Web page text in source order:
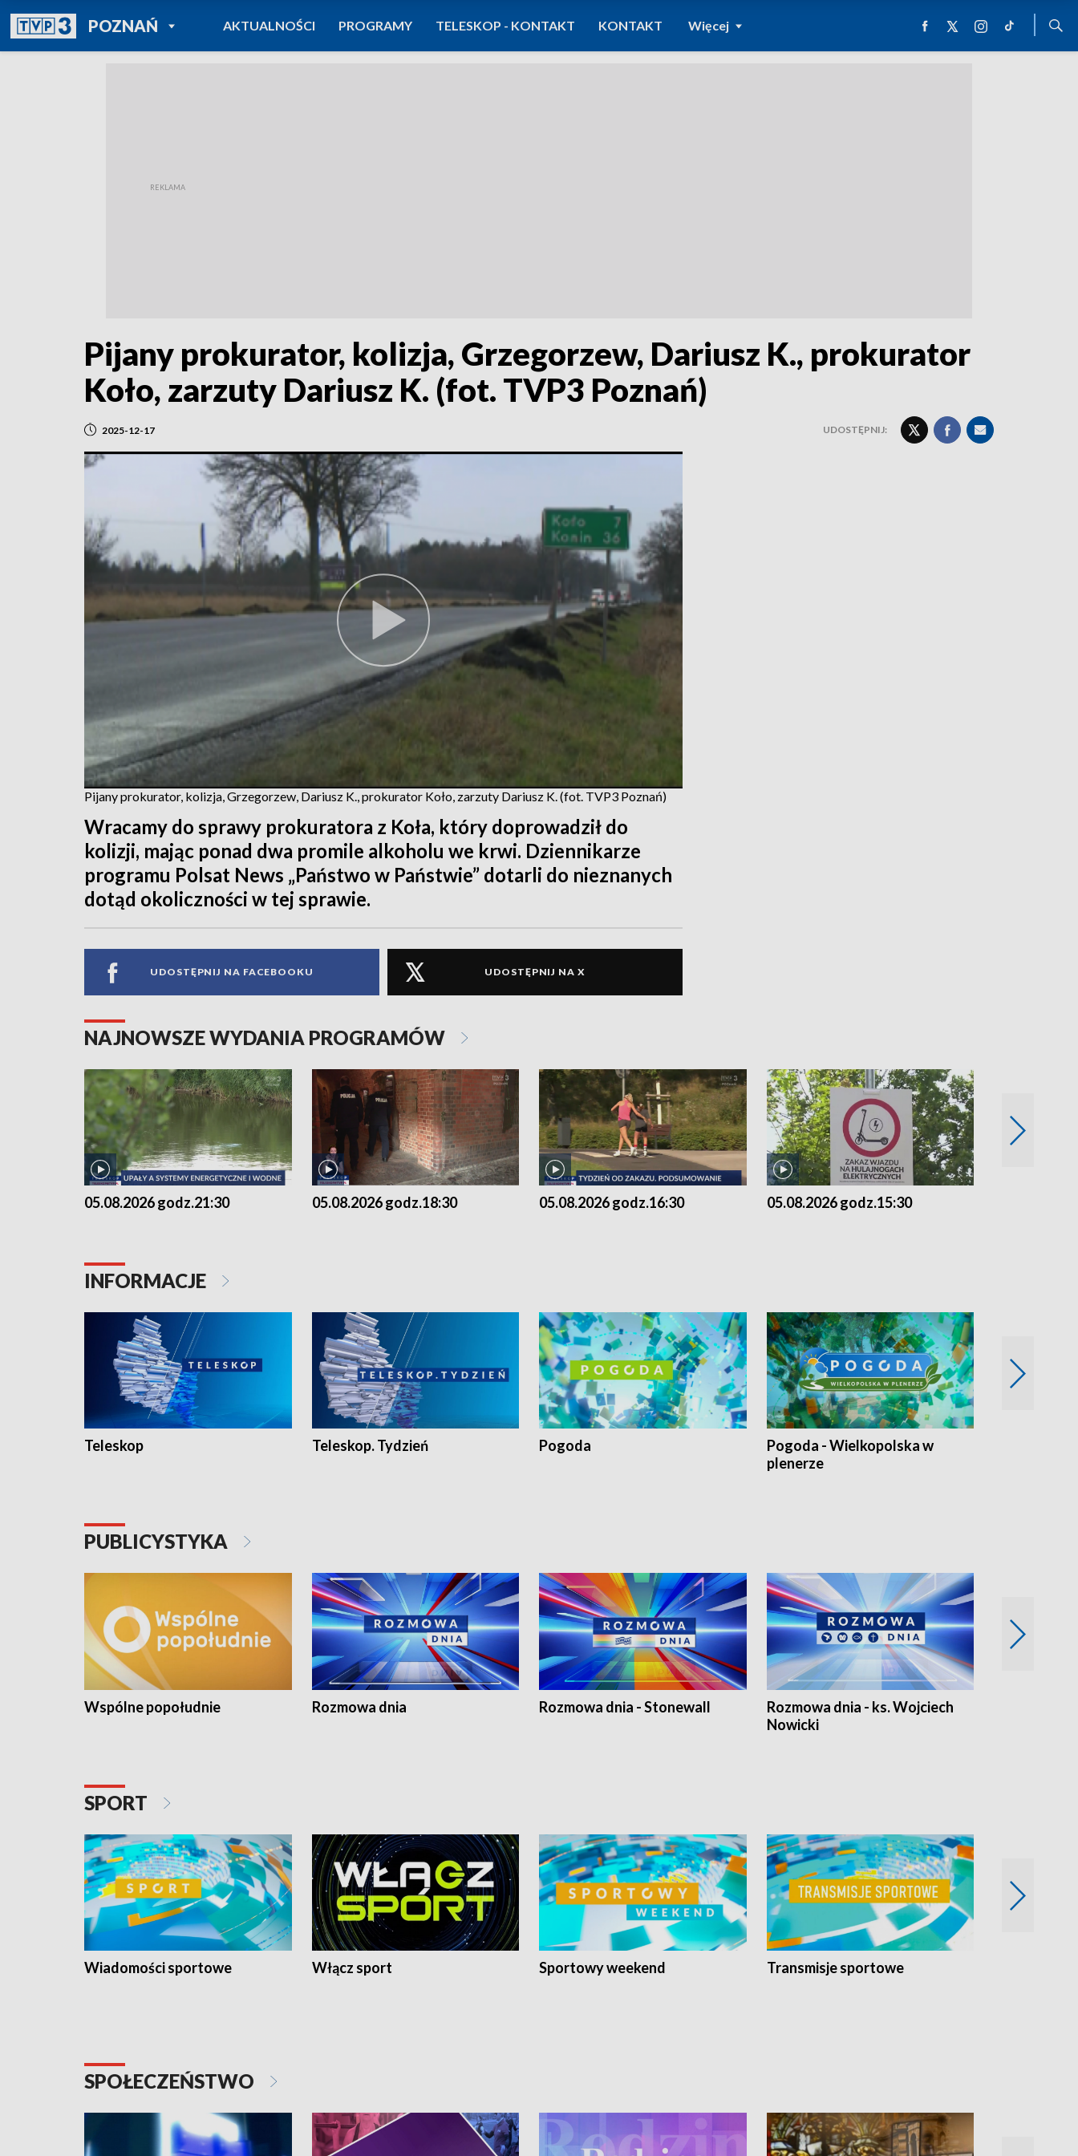
POZNAŃPOWRÓT DO
TVP REGIONY
AKTUALNOŚCI PROGRAMY TELESKOP - KONTAKT KONTAKT Więcej
Pijany prokurator, kolizja, Grzegorzew, Dariusz K., prokurator
Koło, zarzuty Dariusz K. (fot. TVP3 Poznań)
2025-12-17 UDOSTĘPNIJ:
Pijany prokurator, kolizja, Grzegorzew, Dariusz K., prokurator Koło, zarzuty Dariusz K. (fot. TVP3 Poznań)
Wracamy do sprawy prokuratora z Koła, który doprowadził do
kolizji, mając ponad dwa promile alkoholu we krwi. Dziennikarze
programu Polsat News „Państwo w Państwie” dotarli do nieznanych
dotąd okoliczności w tej sprawie.
UDOSTĘPNIJ NA FACEBOOKU UDOSTĘPNIJ NA X
NAJNOWSZE WYDANIA PROGRAMÓW
05.08.2026 godz.21:30 05.08.2026 godz.18:30 05.08.2026 godz.16:30 05.08.2026 godz.15:30
INFORMACJE
Teleskop Teleskop. Tydzień Pogoda
Pogoda - Wielkopolska w
plenerze
PUBLICYSTYKA
Wspólne popołudnie Rozmowa dnia Rozmowa dnia - Stonewall
Rozmowa dnia - ks. Wojciech
Nowicki
SPORT
Wiadomości sportowe Włącz sport Sportowy weekend Transmisje sportowe
SPOŁECZEŃSTWO